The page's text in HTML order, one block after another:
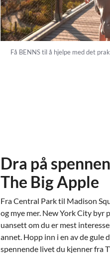
Få BENNS til å hjelpe med det
Dra på
The Big Apple
Fra Central Park til Madison
og mye mer. New York City byr
uansett om du er mest
annet. Hopp inn i en av de gule
spennende livet du kjenner fra